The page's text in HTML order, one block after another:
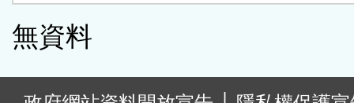
無資料